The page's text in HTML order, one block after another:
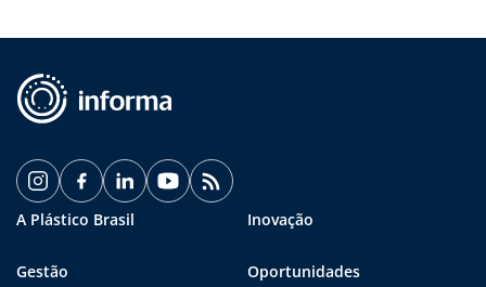
A Plástico Brasil Inovação
Gestão Oportunidades